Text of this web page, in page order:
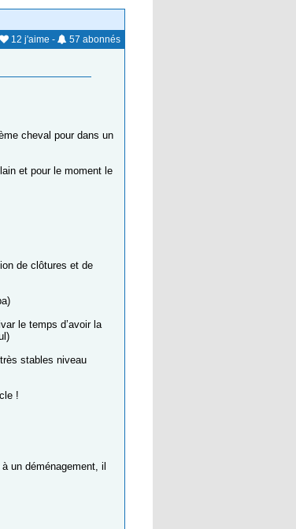
12 j'aime - 57 abonnés
cheval pour dans un
et pour le moment le
de clôtures et de
le temps d’avoir la
stables niveau
!
un déménagement, il